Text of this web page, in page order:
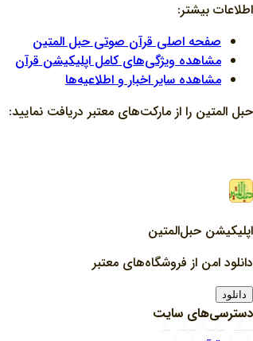
اطلاعات بیشتر:
صفحه اصلی قرآن صوتی حبل المتین
مشاهده ویژگی‌های کامل اپلیکیشن قرآن
مشاهده سایر اخبار و اطلاعیه‌ها
حبل المتین را از مارکت‌های معتبر دریافت نمایید:
اپلیکیشن حبل‌المتین
دانلود امن از فروشگاه‌های معتبر
دانلود
دسترسی‌های سایت